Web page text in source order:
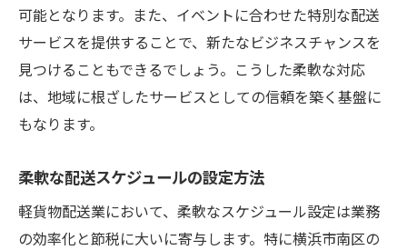
可能となります。また、イベントに合わせた特別な配送
サービスを提供することで、新たなビジネスチャンスを
見つけることもできるでしょう。こうした柔軟な対応
は、地域に根ざしたサービスとしての信頼を築く基盤に
もなります。
柔軟な配送スケジュールの設定方法
軽貨物配送業において、柔軟なスケジュール設定は業務
の効率化と節税に大いに寄与します。特に横浜市南区の